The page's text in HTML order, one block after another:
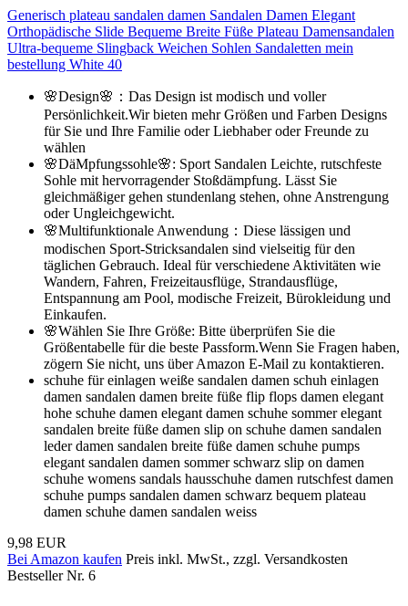
Generisch plateau sandalen damen Sandalen Damen Elegant
Orthopädische Slide Bequeme Breite Füße Plateau Damensandalen
Ultra-bequeme Slingback Weichen Sohlen Sandaletten mein
bestellung White 40
🌸Design🌸：Das Design ist modisch und voller
Persönlichkeit.Wir bieten mehr Größen und Farben Designs
für Sie und Ihre Familie oder Liebhaber oder Freunde zu
wählen
🌸DäMpfungssohle🌸: Sport Sandalen Leichte, rutschfeste
Sohle mit hervorragender Stoßdämpfung. Lässt Sie
gleichmäßiger gehen stundenlang stehen, ohne Anstrengung
oder Ungleichgewicht.
🌸Multifunktionale Anwendung：Diese lässigen und
modischen Sport-Stricksandalen sind vielseitig für den
täglichen Gebrauch. Ideal für verschiedene Aktivitäten wie
Wandern, Fahren, Freizeitausflüge, Strandausflüge,
Entspannung am Pool, modische Freizeit, Bürokleidung und
Einkaufen.
🌸Wählen Sie Ihre Größe: Bitte überprüfen Sie die
Größentabelle für die beste Passform.Wenn Sie Fragen haben,
zögern Sie nicht, uns über Amazon E-Mail zu kontaktieren.
schuhe für einlagen weiße sandalen damen schuh einlagen
damen sandalen damen breite füße flip flops damen elegant
hohe schuhe damen elegant damen schuhe sommer elegant
sandalen breite füße damen slip on schuhe damen sandalen
leder damen sandalen breite füße damen schuhe pumps
elegant sandalen damen sommer schwarz slip on damen
schuhe womens sandals hausschuhe damen rutschfest damen
schuhe pumps sandalen damen schwarz bequem plateau
damen schuhe damen sandalen weiss
9,98 EUR
Bei Amazon kaufen Preis inkl. MwSt., zzgl. Versandkosten
Bestseller Nr. 6